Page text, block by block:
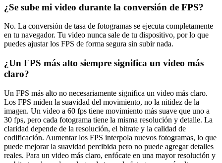
¿Se sube mi video durante la conversión de FPS?
No. La conversión de tasa de fotogramas se ejecuta completamente
en tu navegador. Tu video nunca sale de tu dispositivo, por lo que
puedes ajustar los FPS de forma segura sin subir nada.
¿Un FPS más alto siempre significa un video más
claro?
Un FPS más alto no necesariamente significa un video más claro.
Los FPS miden la suavidad del movimiento, no la nitidez de la
imagen. Un video a 60 fps tiene movimiento más suave que uno a
30 fps, pero cada fotograma tiene la misma resolución y detalle. La
claridad depende de la resolución, el bitrate y la calidad de
codificación. Aumentar los FPS interpola nuevos fotogramas, lo que
puede mejorar la suavidad percibida pero no puede agregar detalles
reales. Para un video más claro, enfócate en una mayor resolución y